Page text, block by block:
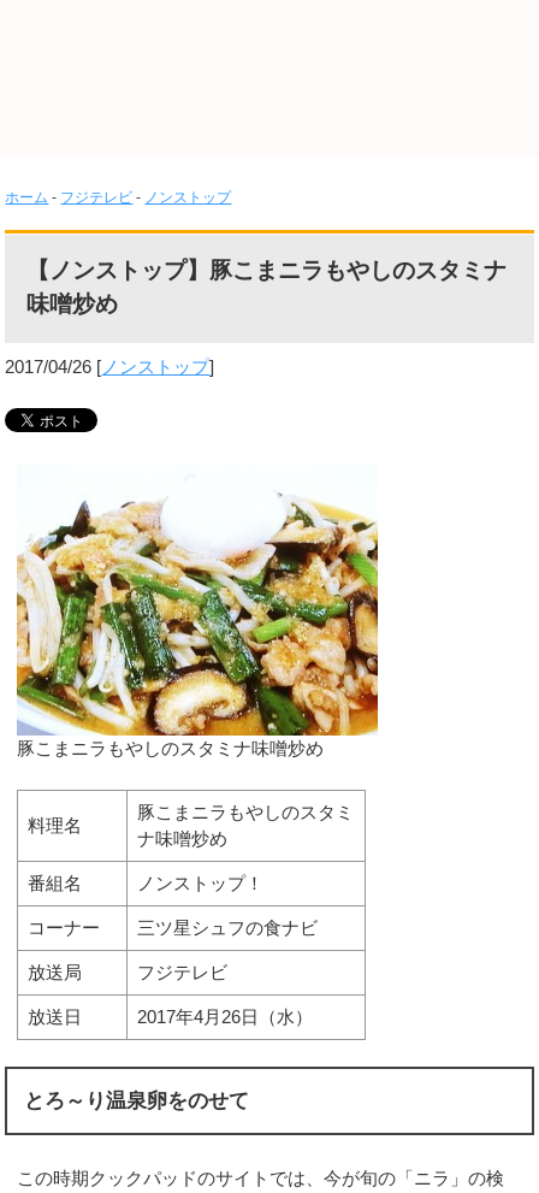
ホーム - フジテレビ - ノンストップ
【ノンストップ】豚こまニラもやしのスタミナ
味噌炒め
2017/04/26 [ ノンストップ]
豚こまニラもやしのスタミナ味噌炒め
料理名
豚こまニラもやしのスタミ
ナ味噌炒め
番組名 ノンストップ！
コーナー 三ツ星シュフの食ナビ
放送局 フジテレビ
放送日 2017年4月26日（水）
とろ～り温泉卵をのせて
この時期クックパッドのサイトでは、今が旬の「ニラ」の検